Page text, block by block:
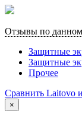
Отзывы по
Защитные
Защитные
Прочее
Сравнить Laitovo
×